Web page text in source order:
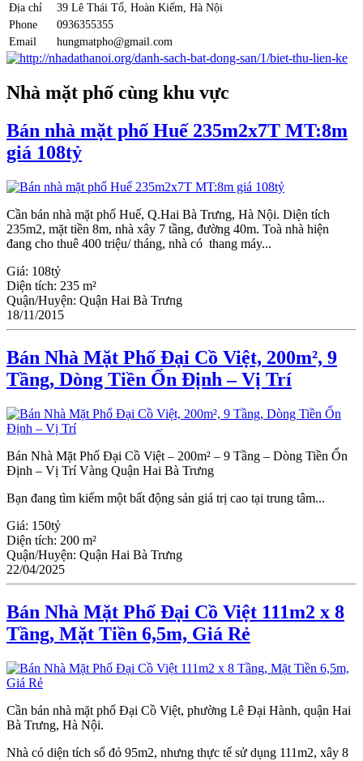
Địa chỉ
39 Lê Thái Tổ, Hoàn Kiếm, Hà Nội
Phone
0936355355
Email
hungmatpho@gmail.com
Nhà mặt phố cùng khu vực
Bán nhà mặt phố Huế 235m2x7T MT:8m
giá 108tỷ
Cần bán nhà mặt phố Huế, Q.Hai Bà Trưng, Hà Nội. Diện tích
235m2, mặt tiền 8m, nhà xây 7 tầng, đường 40m. Toà nhà hiện
đang cho thuê 400 triệu/ tháng, nhà có thang máy...
Giá: 108tỷ
Diện tích: 235 m²
Quận/Huyện: Quận Hai Bà Trưng
18/11/2015
Bán Nhà Mặt Phố Đại Cồ Việt, 200m², 9
Tầng, Dòng Tiền Ổn Định – Vị Trí
Bán Nhà Mặt Phố Đại Cồ Việt – 200m² – 9 Tầng – Dòng Tiền Ổn
Định – Vị Trí Vàng Quận Hai Bà Trưng
Bạn đang tìm kiếm một bất động sản giá trị cao tại trung tâm...
Giá: 150tỷ
Diện tích: 200 m²
Quận/Huyện: Quận Hai Bà Trưng
22/04/2025
Bán Nhà Mặt Phố Đại Cồ Việt 111m2 x 8
Tầng, Mặt Tiền 6,5m, Giá Rẻ
Cần bán nhà mặt phố Đại Cồ Việt, phường Lê Đại Hành, quận Hai
Bà Trưng, Hà Nội.
Nhà có diện tích sổ đỏ 95m2, nhưng thực tế sử dụng 111m2, xây 8